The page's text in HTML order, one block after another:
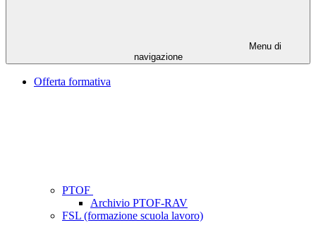
Menu di
navigazione
Offerta formativa
PTOF
Archivio PTOF-RAV
FSL (formazione scuola lavoro)